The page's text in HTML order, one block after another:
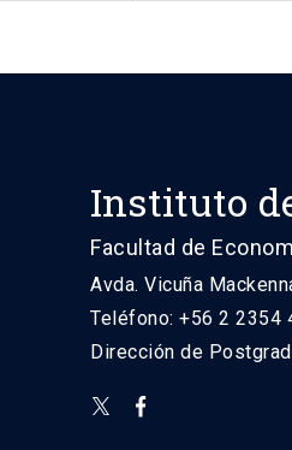
Instituto
Facultad de
Avda. Vicuña
Teléfono: +56 2 2354
Dirección de